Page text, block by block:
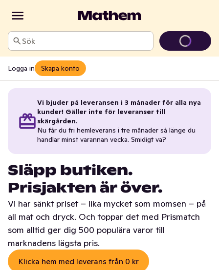
Sök
Logga in Skapa konto
Vi bjuder på leveransen i 3 månader för alla nya
kunder! Gäller inte för leveranser till
skärgården.
Nu får du fri hemleverans i tre månader så länge du
handlar minst varannan vecka. Smidigt va?
Släpp butiken.
Prisjakten är över.
Vi har sänkt priset – lika mycket som momsen – på
all mat och dryck. Och toppar det med Prismatch
som alltid ger dig 500 populära varor till
marknadens lägsta pris.
Klicka hem med leverans från 0 kr